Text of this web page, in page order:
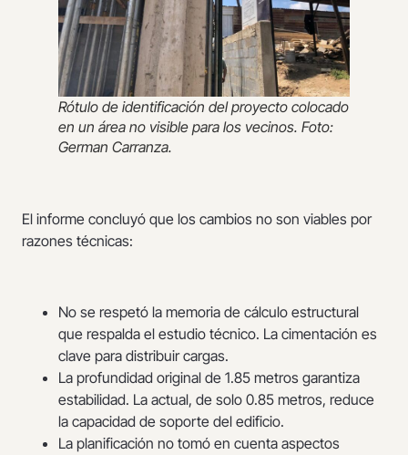
Rótulo de identificación del proyecto colocado
en un área no visible para los vecinos. Foto:
German Carranza.
El informe concluyó que los cambios no son viables por
razones técnicas:
No se respetó la memoria de cálculo estructural
que respalda el estudio técnico. La cimentación es
clave para distribuir cargas.
La profundidad original de 1.85 metros garantiza
estabilidad. La actual, de solo 0.85 metros, reduce
la capacidad de soporte del edificio.
La planificación no tomó en cuenta aspectos